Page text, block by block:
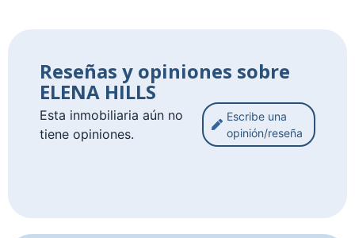
Reseñas y opiniones sobre
ELENA HILLS
Esta inmobiliaria aún no
tiene opiniones.
Escribe una
opinión/reseña